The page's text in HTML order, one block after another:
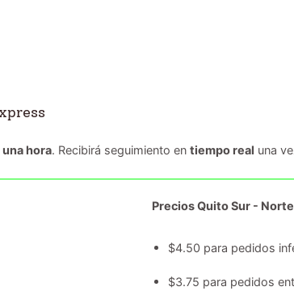
hora. Recibirá seguimiento en tiempo real una
Precios Quito Sur -
$4.50 para pedidos
$3.75 para pedidos